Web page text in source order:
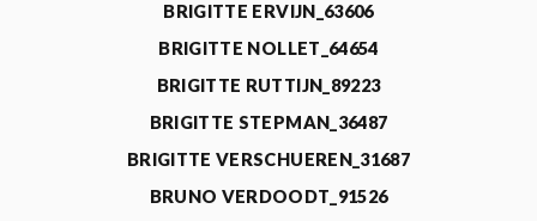
BRIGITTE ERVIJN_63606
BRIGITTE NOLLET_64654
BRIGITTE RUTTIJN_89223
BRIGITTE STEPMAN_36487
BRIGITTE VERSCHUEREN_31687
BRUNO VERDOODT_91526